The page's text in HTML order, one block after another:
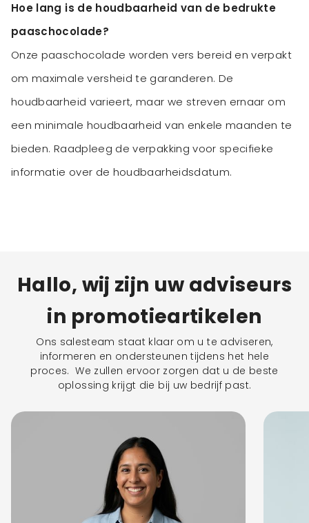
Hoe lang is de houdbaarheid van de bedrukte
paaschocolade?
Onze paaschocolade worden vers bereid en verpakt
om maximale versheid te garanderen. De
houdbaarheid varieert, maar we streven ernaar om
een minimale houdbaarheid van enkele maanden te
bieden. Raadpleeg de verpakking voor specifieke
informatie over de houdbaarheidsdatum.
Hallo, wij zijn uw adviseurs
in promotieartikelen
Ons salesteam staat klaar om u te adviseren,
informeren en ondersteunen tijdens het hele
proces. We zullen ervoor zorgen dat u de beste
oplossing krijgt die bij uw bedrijf past.